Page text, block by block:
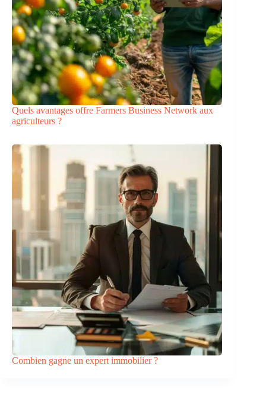
Quels avantages offre Farmers Business Network aux
agriculteurs ?
Combien gagne un expert immobilier ?